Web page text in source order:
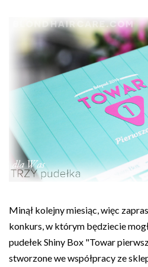
Minął kolejny miesiąc, więc
konkurs, w którym będziecie
pudełek Shiny Box "Towar
stworzone we współpracy ze